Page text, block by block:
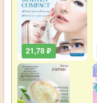
21,78 ₽